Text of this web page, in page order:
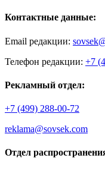
Контактные данные:
Email редакции:
Телефон редакции: +7
Рекламный отдел:
+7 (499) 288-00-72
reklama@sovsek.com
Отдел